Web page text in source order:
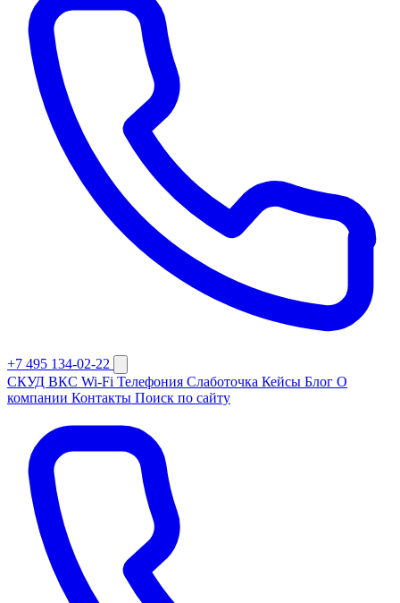
+7 495 134-02-22
СКУД ВКС Wi-Fi Телефония Слаботочка Кейсы Блог О
компании Контакты Поиск по сайту